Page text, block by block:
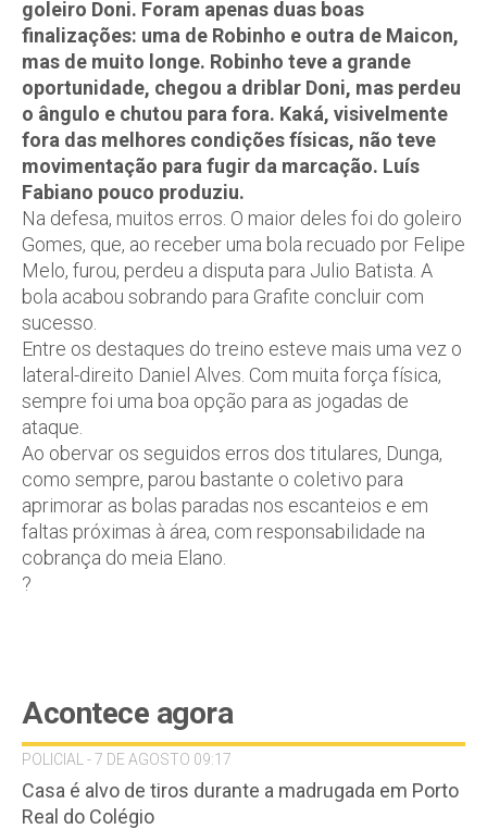
goleiro Doni. Foram apenas duas boas
finalizações: uma de Robinho e outra de Maicon,
mas de muito longe. Robinho teve a grande
oportunidade, chegou a driblar Doni, mas perdeu
o ângulo e chutou para fora. Kaká, visivelmente
fora das melhores condições físicas, não teve
movimentação para fugir da marcação. Luís
Fabiano pouco produziu.
Na defesa, muitos erros. O maior deles foi do goleiro
Gomes, que, ao receber uma bola recuado por Felipe
Melo, furou, perdeu a disputa para Julio Batista. A
bola acabou sobrando para Grafite concluir com
sucesso.
Entre os destaques do treino esteve mais uma vez o
lateral-direito Daniel Alves. Com muita força física,
sempre foi uma boa opção para as jogadas de
ataque.
Ao obervar os seguidos erros dos titulares, Dunga,
como sempre, parou bastante o coletivo para
aprimorar as bolas paradas nos escanteios e em
faltas próximas à área, com responsabilidade na
cobrança do meia Elano.
?
Acontece agora
POLICIAL - 7 DE AGOSTO 09:17
Casa é alvo de tiros durante a madrugada em Porto
Real do Colégio